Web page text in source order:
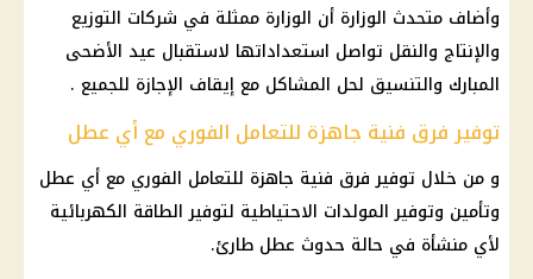
وأضاف متحدث الوزارة أن الوزارة ممثلة في شركات التوزيع
والإنتاج والنقل تواصل استعداداتها لاستقبال عيد الأضحى
المبارك والتنسيق لحل المشاكل مع إيقاف الإجازة للجميع .
توفير فرق فنية جاهزة للتعامل الفوري مع أي عطل
و من خلال توفير فرق فنية جاهزة للتعامل الفوري مع أي عطل
وتأمين وتوفير المولدات الاحتياطية لتوفير الطاقة الكهربائية
لأي منشأة في حالة حدوث عطل طارئ.